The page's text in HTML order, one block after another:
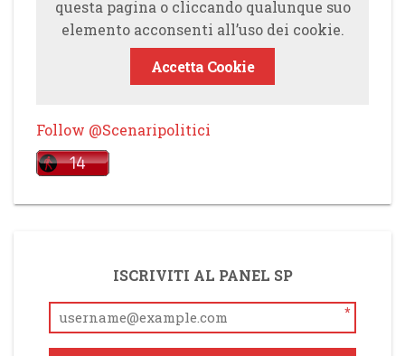
questa pagina o cliccando qualunque suo
elemento acconsenti all’uso dei cookie.
Accetta Cookie
Follow @Scenaripolitici
ISCRIVITI AL PANEL SP
*